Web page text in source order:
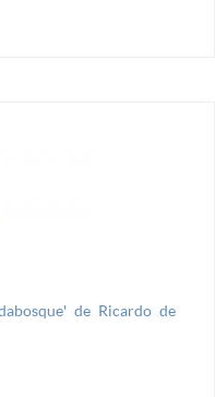
de Ricardo de